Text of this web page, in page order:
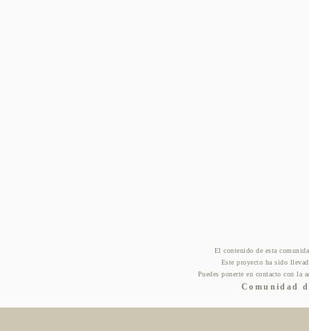
El contenido de esta
Este proyecto ha sido
Puedes ponerte en contacto con
Comunidad